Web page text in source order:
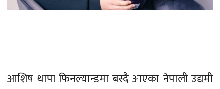
आशिष थापा फिनल्यान्डमा बस्दै आएका नेपाली उद्यमी